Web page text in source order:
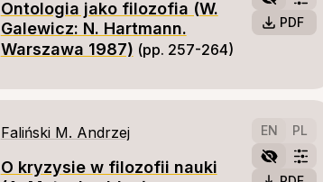
PDF
Ontologia jako filozofia (W.
Galewicz: N. Hartmann.
Warszawa 1987) (pp. 257-264)
EN PL
Faliński M. Andrzej
O kryzysie w filozofii nauki